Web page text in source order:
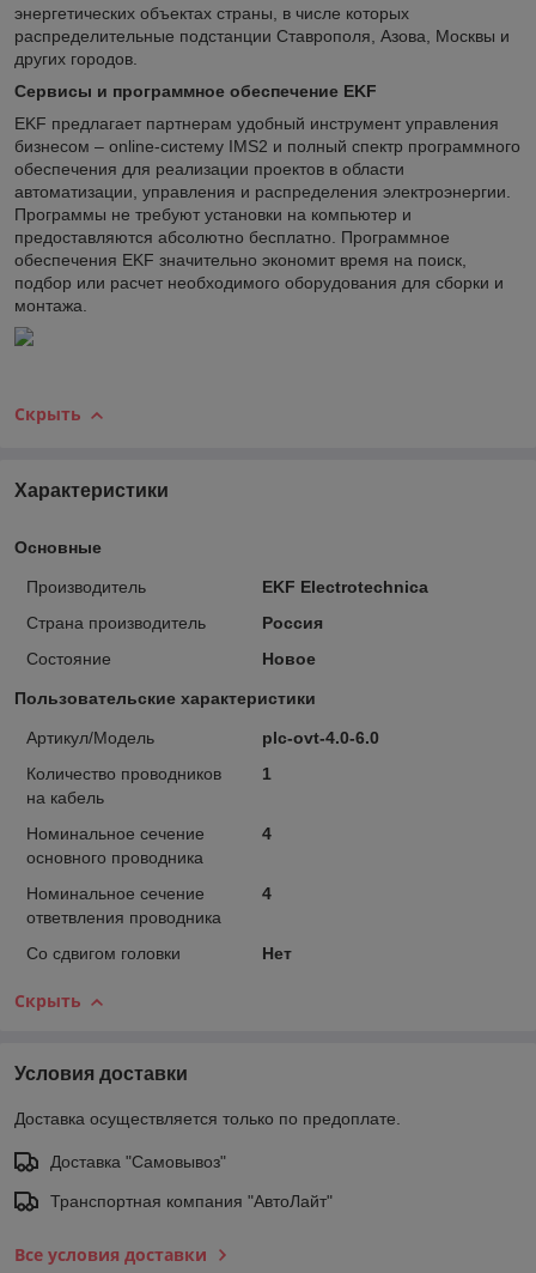
энергетических объектах страны, в числе которых
распределительные подстанции Ставрополя, Азова, Москвы и
других городов.
Сервисы и программное обеспечение EKF
EKF предлагает партнерам удобный инструмент управления
бизнесом – online-систему IMS2 и полный спектр программного
обеспечения для реализации проектов в области
автоматизации, управления и распределения электроэнергии.
Программы не требуют установки на компьютер и
предоставляются абсолютно бесплатно. Программное
обеспечения EKF значительно экономит время на поиск,
подбор или расчет необходимого оборудования для сборки и
монтажа.
Скрыть
Характеристики
Основные
Производитель
EKF Electrotechnica
Страна производитель
Россия
Состояние
Новое
Пользовательские характеристики
Артикул/Модель
plc-ovt-4.0-6.0
Количество проводников
на кабель
1
Номинальное сечение
основного проводника
4
Номинальное сечение
ответвления проводника
4
Со сдвигом головки Нет
Скрыть
Условия доставки
Доставка осуществляется только по предоплате.
Доставка "Самовывоз"
Транспортная компания "АвтоЛайт"
Все условия доставки